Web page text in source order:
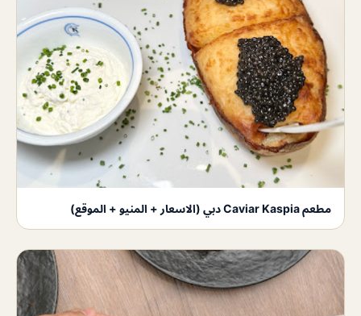
مطعم Caviar Kaspia دبي (الاسعار + المنيو + الموقع)